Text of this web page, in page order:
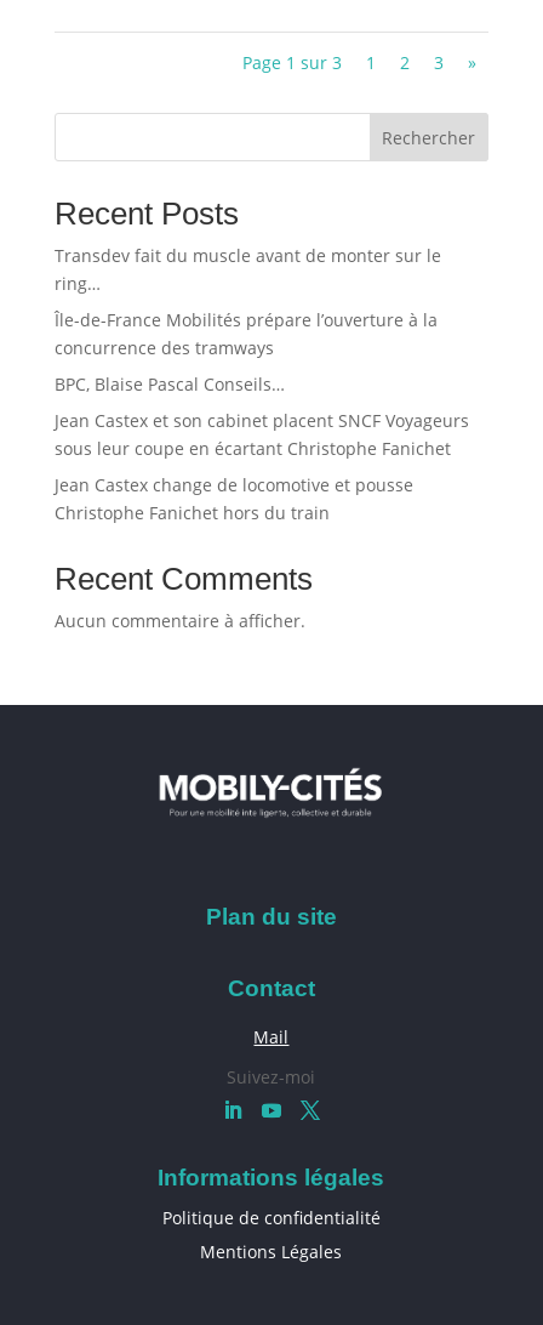
Page 1 sur 3 1 2 3 »
Rechercher
Recent Posts
Transdev fait du muscle avant de monter sur le
ring…
Île-de-France Mobilités prépare l’ouverture à la
concurrence des tramways
BPC, Blaise Pascal Conseils…
Jean Castex et son cabinet placent SNCF Voyageurs
sous leur coupe en écartant Christophe Fanichet
Jean Castex change de locomotive et pousse
Christophe Fanichet hors du train
Recent Comments
Aucun commentaire à afficher.
Plan du site
Contact
Mail
Suivez-moi
Informations légales
Politique de confidentialité
Mentions Légales